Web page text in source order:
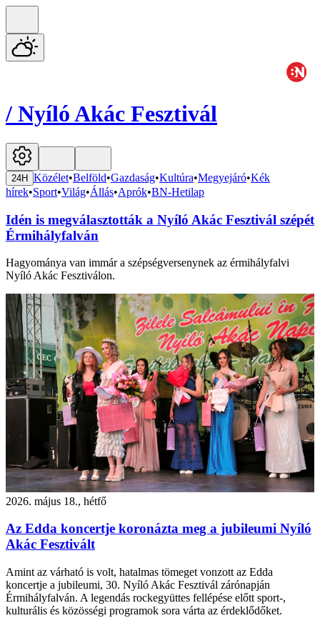
/ Nyíló Akác Fesztivál
24H Közélet•Belföld•Gazdaság•Kultúra•Megyejáró•Kék
hírek•Sport•Világ•Állás•Aprók•BN-Hetilap
Idén is megválasztották a Nyíló Akác Fesztivál szépét
Érmihályfalván
Hagyománya van immár a szépségversenynek az érmihályfalvi
Nyíló Akác Fesztiválon.
2026. május 18., hétfő
Az Edda koncertje koronázta meg a jubileumi Nyíló
Akác Fesztivált
Amint az várható is volt, hatalmas tömeget vonzott az Edda
koncertje a jubileumi, 30. Nyíló Akác Fesztivál zárónapján
Érmihályfalván. A legendás rockegyüttes fellépése előtt sport-,
kulturális és közösségi programok sora várta az érdeklődőket.